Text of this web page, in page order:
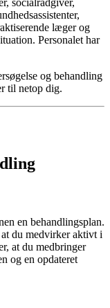
socialrådgiver,
læger og
Personalet har
og behandling
til netop dig.
en behandlingsplan.
du medvirker aktivt i
at du medbringer
og en opdateret